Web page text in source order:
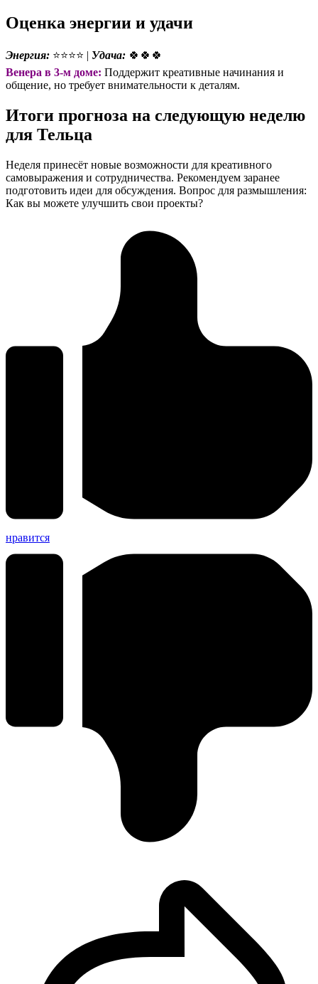
Оценка энергии и удачи
Энергия: ⭐⭐⭐⭐ | Удача: 🍀🍀🍀
Венера в 3-м доме: Поддержит креативные начинания и
общение, но требует внимательности к деталям.
Итоги прогноза на следующую неделю
для Тельца
Неделя принесёт новые возможности для креативного
самовыражения и сотрудничества. Рекомендуем заранее
подготовить идеи для обсуждения. Вопрос для размышления:
Как вы можете улучшить свои проекты?
нравится